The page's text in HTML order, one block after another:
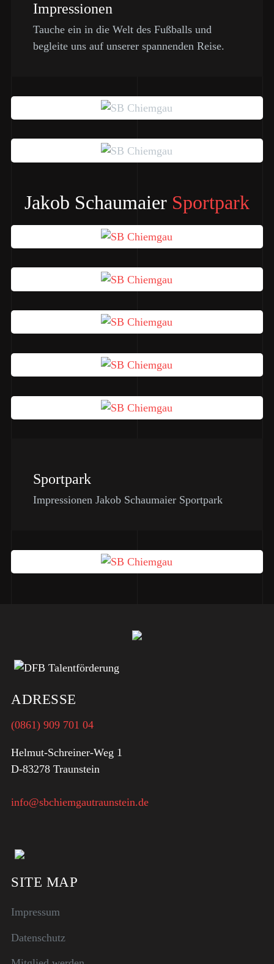
Impressionen
Tauche ein in die Welt des Fußballs und
begleite uns auf unserer spannenden Reise.
Jakob Schaumaier Sportpark
Sportpark
Impressionen Jakob Schaumaier Sportpark
ADRESSE
(0861) 909 701 04
Helmut-Schreiner-Weg 1
D-83278 Traunstein
info@sbchiemgautraunstein.de
SITE MAP
Impressum
Datenschutz